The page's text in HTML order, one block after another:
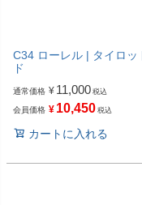
C34 ローレル | タイロッ
ド
通常価格 ¥ 11,000 税込
会員価格 ¥ 10,450 税込
カートに入れる